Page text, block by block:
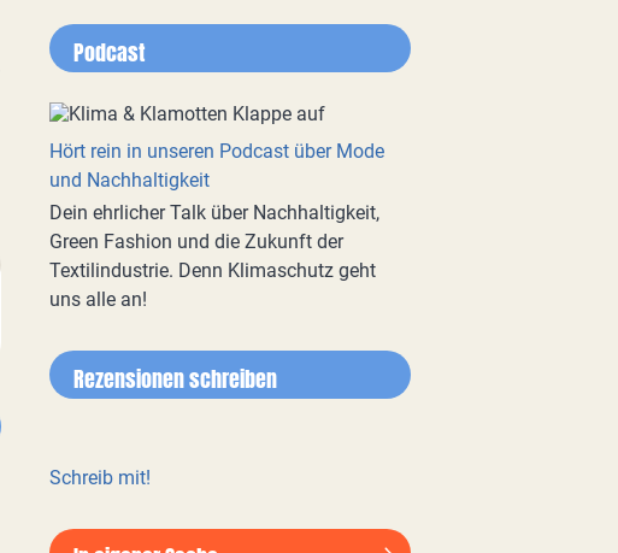
Podcast
Hört rein in unseren Podcast über Mode
und Nachhaltigkeit
Dein ehrlicher Talk über Nachhaltigkeit,
Green Fashion und die Zukunft der
Textilindustrie. Denn Klimaschutz geht
uns alle an!
Rezensionen schreiben
Schreib mit!